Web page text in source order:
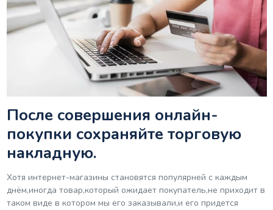
После совершения онлайн-
покупки сохраняйте торговую
накладную.
Хотя интернет-магазины становятся популярней с каждым
днём,иногда товар,который ожидает покупатель,не приходит в
таком виде в котором мы его заказывали,и его придется